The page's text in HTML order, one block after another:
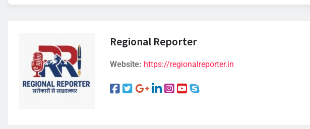
Regional Reporter
Website: https://regionalreporter.in